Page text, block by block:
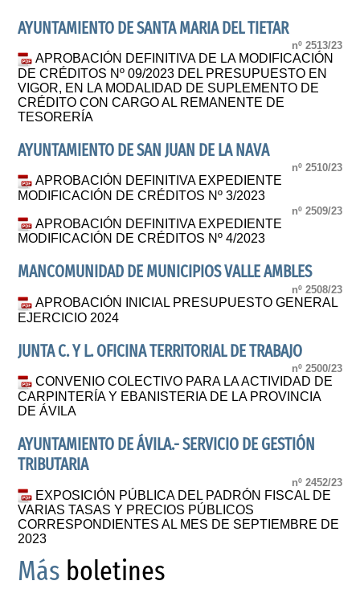
AYUNTAMIENTO DE SANTA MARIA DEL TIETAR
nº 2513/23
APROBACIÓN DEFINITIVA DE LA MODIFICACIÓN
DE CRÉDITOS Nº 09/2023 DEL PRESUPUESTO EN
VIGOR, EN LA MODALIDAD DE SUPLEMENTO DE
CRÉDITO CON CARGO AL REMANENTE DE
TESORERÍA
AYUNTAMIENTO DE SAN JUAN DE LA NAVA
nº 2510/23
APROBACIÓN DEFINITIVA EXPEDIENTE
MODIFICACIÓN DE CRÉDITOS Nº 3/2023
nº 2509/23
APROBACIÓN DEFINITIVA EXPEDIENTE
MODIFICACIÓN DE CRÉDITOS Nº 4/2023
MANCOMUNIDAD DE MUNICIPIOS VALLE AMBLES
nº 2508/23
APROBACIÓN INICIAL PRESUPUESTO GENERAL
EJERCICIO 2024
JUNTA C. Y L. OFICINA TERRITORIAL DE TRABAJO
nº 2500/23
CONVENIO COLECTIVO PARA LA ACTIVIDAD DE
CARPINTERÍA Y EBANISTERIA DE LA PROVINCIA
DE ÁVILA
AYUNTAMIENTO DE ÁVILA.- SERVICIO DE GESTIÓN
TRIBUTARIA
nº 2452/23
EXPOSICIÓN PÚBLICA DEL PADRÓN FISCAL DE
VARIAS TASAS Y PRECIOS PÚBLICOS
CORRESPONDIENTES AL MES DE SEPTIEMBRE DE
2023
Más boletines